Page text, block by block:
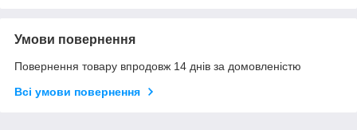
Умови повернення
Повернення товару впродовж 14 днів за домовленістю
Всі умови повернення